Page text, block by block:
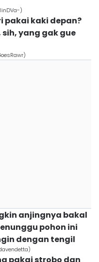
)
pakai kaki depan?
yang gak gue
anjingnya bakal
pohon ini
dengan tengil